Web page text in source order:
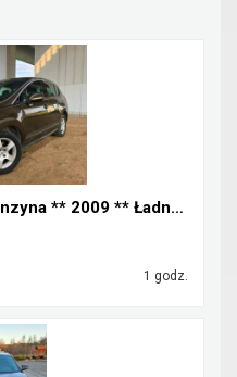
** Peugeot 3008 ** 1.6 Benzyna ** 2009 ** Ładny Za...
1 godz.